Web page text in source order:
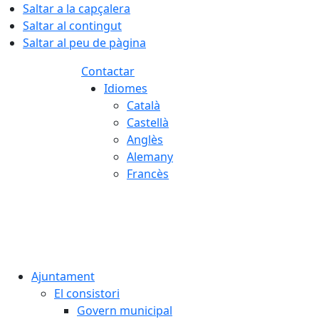
Saltar a la capçalera
Saltar al contingut
Saltar al peu de pàgina
Contactar
Idiomes
Català
Castellà
Anglès
Alemany
Francès
Ajuntament
El consistori
Govern municipal